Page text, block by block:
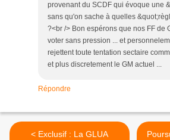
provenant du SCDF qui évoque une
sans qu'on sache à quelles
?<br /> Bon espérons que nos FF de
voter sans pression ... et
rejettent toute tentation sectaire
et plus discretement le GM actuel ...
Répondre
< Exclusif : La GLUA